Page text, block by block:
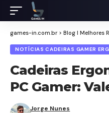
games-in.com.br > Blog I Melhores
NOTÍCIAS CADEIRAS GAMER
Cadeiras
PC Gamer:
Jorge Nunes